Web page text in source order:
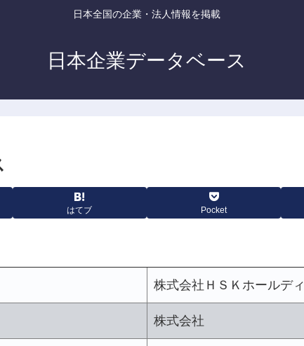
日本全国の企業・法人情報を掲載
日本企業データベース
はてブ Pocket
株式会社ＨＳＫホールデ
株式会社